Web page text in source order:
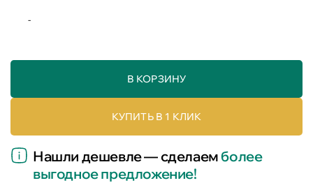
-
В КОРЗИНУ
КУПИТЬ В 1 КЛИК
Нашли дешевле — сделаемболее
выгодное предложение!